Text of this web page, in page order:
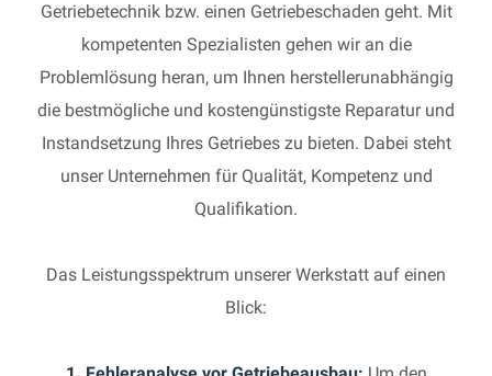
Getriebetechnik bzw. einen Getriebeschaden geht. Mit
kompetenten Spezialisten gehen wir an die
Problemlösung heran, um Ihnen herstellerunabhängig
die bestmögliche und kostengünstigste Reparatur und
Instandsetzung Ihres Getriebes zu bieten. Dabei steht
unser Unternehmen für Qualität, Kompetenz und
Qualifikation.
Das Leistungsspektrum unserer Werkstatt auf einen
Blick: